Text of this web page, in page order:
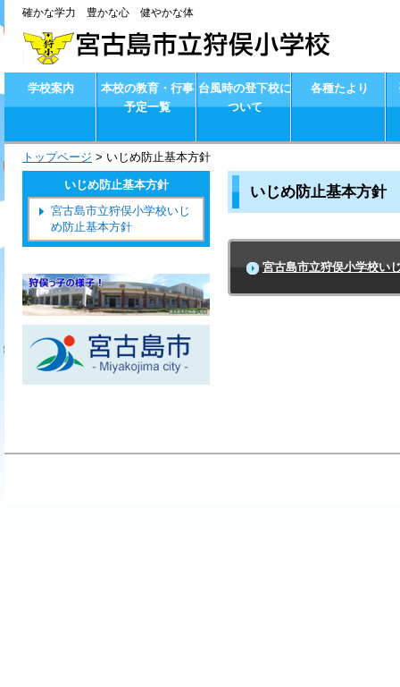
確かな学力 豊かな心 健やかな体
学校案内
本校の教育・行事
予定一覧
台風時の登下校に
ついて
各種たより
トップページ > いじめ防止基本方針
いじめ防止基本方針
宮古島市立狩俣小学校い
いじめ防止基本方針
宮古島市立狩俣小学校いじ
め防止基本方針